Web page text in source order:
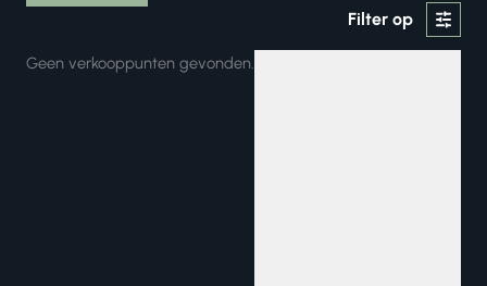
Filter op
Geen verkooppunten gevonden.